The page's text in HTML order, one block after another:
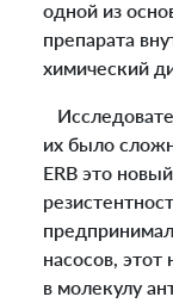
одной из
препарата
химический
их было
ERB это
насосов,
в молекулу